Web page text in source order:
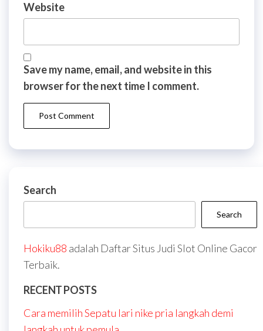
Website
Save my name, email, and website in this
browser for the next time I comment.
Search
Search
Hokiku88 adalah Daftar Situs Judi Slot Online Gacor
Terbaik.
RECENT POSTS
Cara memilih Sepatu lari nike pria langkah demi